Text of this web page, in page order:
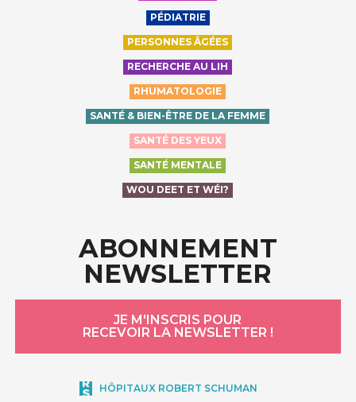
PÉDIATRIE
PERSONNES ÂGÉES
RECHERCHE AU LIH
RHUMATOLOGIE
SANTÉ & BIEN-ÊTRE DE LA FEMME
SANTÉ DES YEUX
SANTÉ MENTALE
WOU DEET ET WÉI?
ABONNEMENT
NEWSLETTER
JE M'INSCRIS POUR
RECEVOIR LA NEWSLETTER !
HÔPITAUX ROBERT SCHUMAN